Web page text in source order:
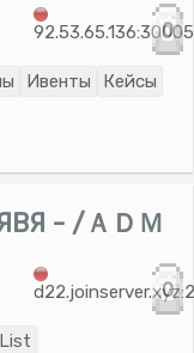
92.53.65.136:30005
0
Ивенты
Кейсы
- /ＡＤＭ
0